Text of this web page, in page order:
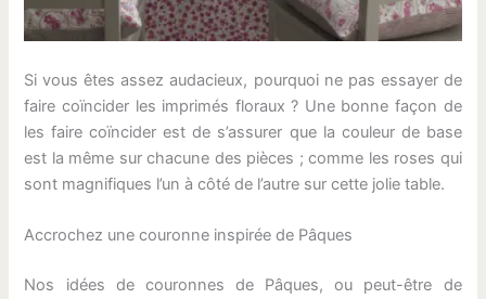
Si vous êtes assez audacieux, pourquoi ne pas essayer de
faire coïncider les imprimés floraux ? Une bonne façon de
les faire coïncider est de s’assurer que la couleur de base
est la même sur chacune des pièces ; comme les roses qui
sont magnifiques l’un à côté de l’autre sur cette jolie table.
Accrochez une couronne inspirée de Pâques
Nos idées de couronnes de Pâques, ou peut-être de